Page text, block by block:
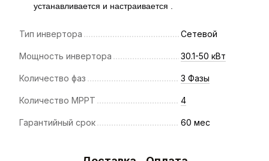
устанавливается и настраивается .
Тип инвертора Сетевой
Мощность инвертора 30.1-50 кВт
Количество фаз 3 Фазы
Количество MPPT 4
Гарантийный срок 60 мес